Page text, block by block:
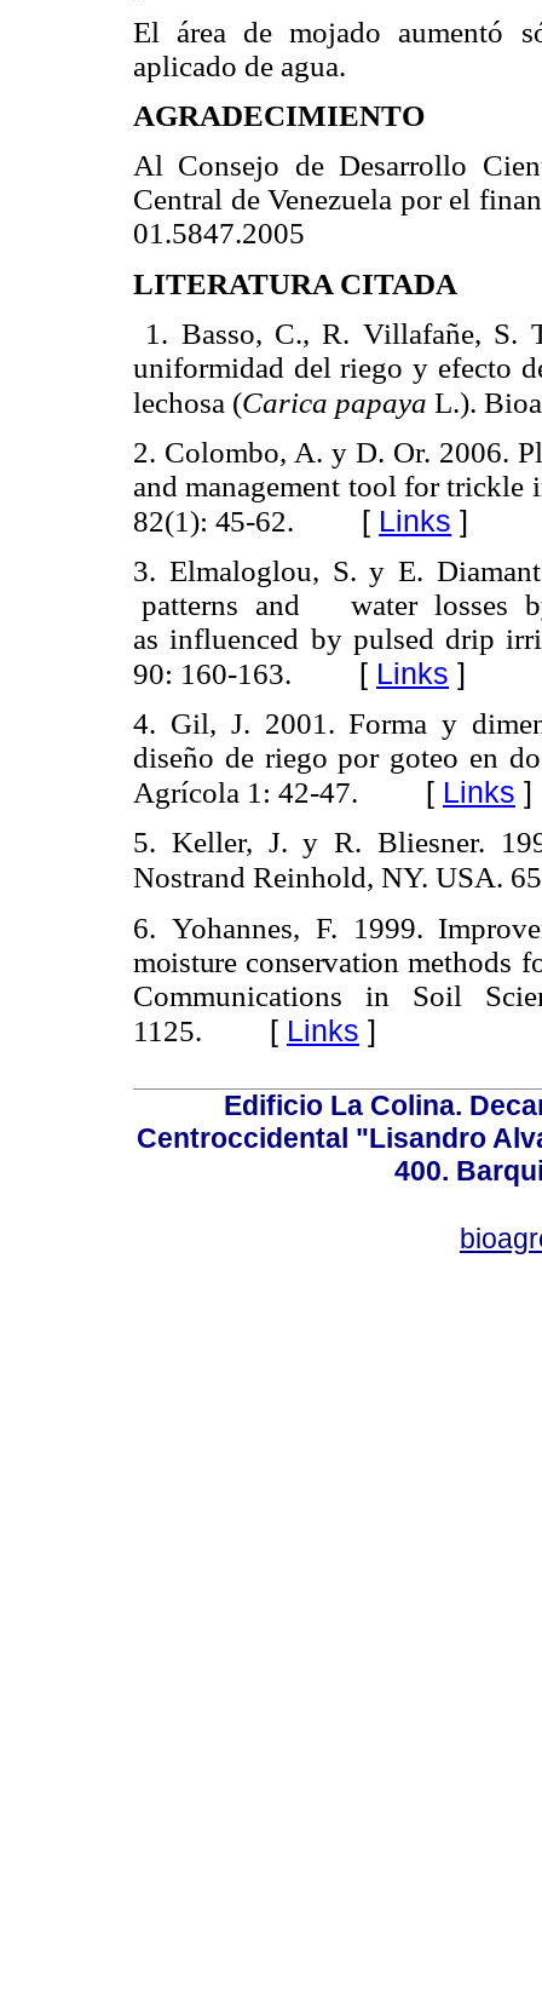
El área de mojado aumentó
aplicado de agua.
AGRADECIMIENTO
Al Consejo de Desarrollo
Central de Venezuela por el
01.5847.2005
LITERATURA CITADA
1. Basso, C., R. Villafañe, S.
uniformidad del riego y efecto
lechosa (Carica papaya L.).
2. Colombo, A. y D. Or. 2006.
and management tool for
82(1): 45-62. [ Links ]
3. Elmaloglou, S. y E.
patterns and water losses
as influenced by pulsed drip
90: 160-163. [ Links ]
4. Gil, J. 2001. Forma y
diseño de riego por goteo en
Agrícola 1: 42-47. [ Links ]
5. Keller, J. y R. Bliesner.
Nostrand Reinhold, NY. USA.
6. Yohannes, F. 1999.
moisture conservation methods
Communications in Soil
1125. [ Links ]
Edificio La Colina.
Centroccidental "Lisandro
400.